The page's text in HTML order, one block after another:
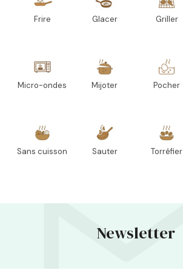
Frire Glacer Griller
Micro-ondes Mijoter Pocher
Sans cuisson Sauter Torréfier
Newsletter